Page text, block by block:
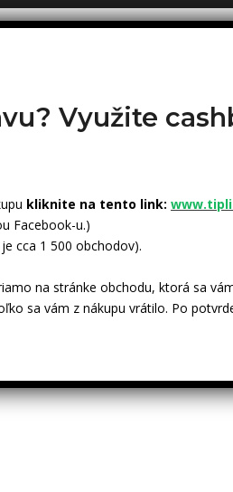
Využite
kliknite na tento link:
Facebook-u.)
cca 1 500 obchodov).
na stránke obchodu, ktorá sa
sa vám z nákupu vrátilo. Po